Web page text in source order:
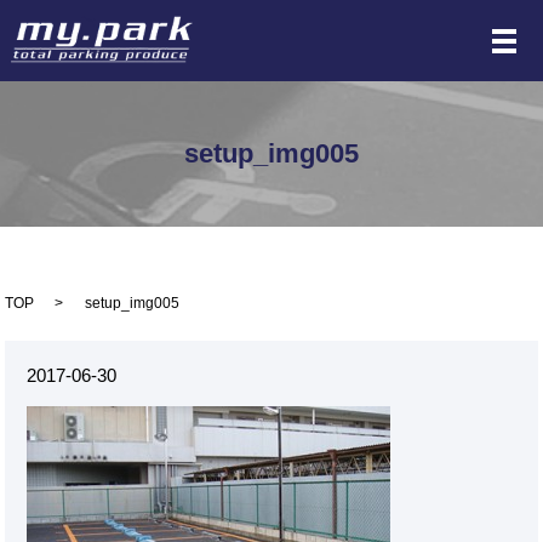
メ
setup_img005
TOP setup_img005
2017-06-30